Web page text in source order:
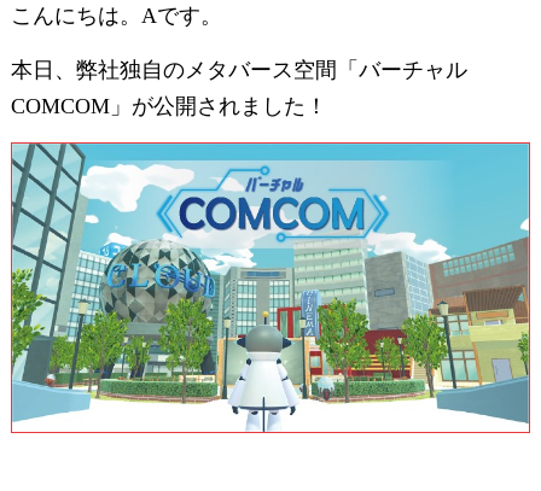
こんにちは。Aです。
本日、弊社独自のメタバース空間「バーチャル
COMCOM」が公開されました！